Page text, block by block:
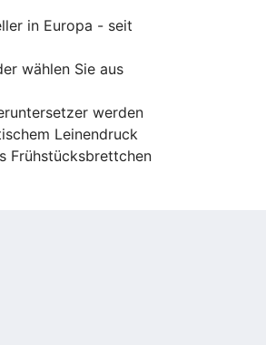
in Europa - seit
wählen Sie aus
werden
Leinendruck
Frühstücksbrettchen